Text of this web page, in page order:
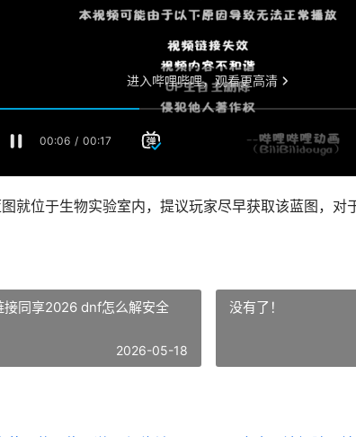
就位于生物实验室内，提议玩家尽早获取该蓝图，对
同享2026 dnf怎么解安全
2026-05-18
没有了！